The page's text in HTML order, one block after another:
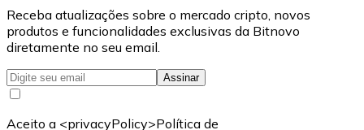
Receba atualizações sobre o mercado cripto, novos
produtos e funcionalidades exclusivas da Bitnovo
diretamente no seu email.
Assinar
Aceito a <privacyPolicy>Política de